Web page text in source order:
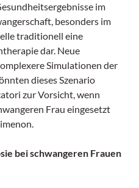
im
besonders im
traditionell eine
dar. Neue
Simulationen der
dieses Szenario
zur Vorsicht, wenn
Frau eingesetzt
bei schwangeren Frauen